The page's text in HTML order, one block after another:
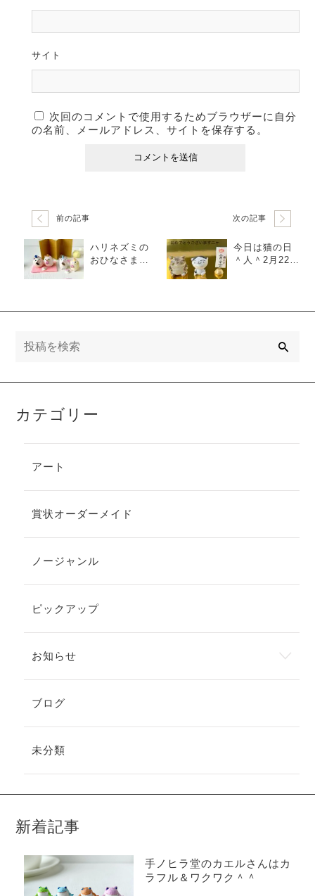
サイト
次回のコメントで使用するためブラウザーに自分
の名前、メールアドレス、サイトを保存する。
前の記事
ハリネズミの
おひなさまは
次の記事
今日は猫の日
＾人＾2月22日
カテゴリー
アート
賞状オーダーメイド
ノージャンル
ピックアップ
お知らせ
ブログ
未分類
新着記事
手ノヒラ堂のカエルさんはカ
ラフル＆ワクワク＾＾